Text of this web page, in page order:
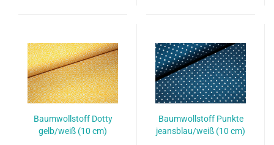
Baumwollstoff Dotty
gelb/weiß (10 cm)
Baumwollstoff Punkte
jeansblau/weiß (10 cm)